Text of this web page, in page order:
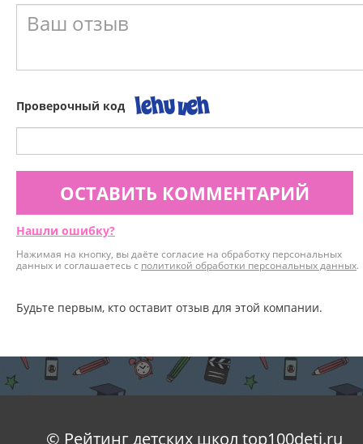
Проверочный код
ОСТАВИТЬ КОММЕНТАРИЙ
Нашли ошибку?
Нажимая на кнопку, вы даёте согласие на обработку персональных
данных и соглашаетесь с политикой обработки персональных данных.
Будьте первым, кто оставит отзыв для этой компании.
© Рейтинг детских школ top100deti.ru